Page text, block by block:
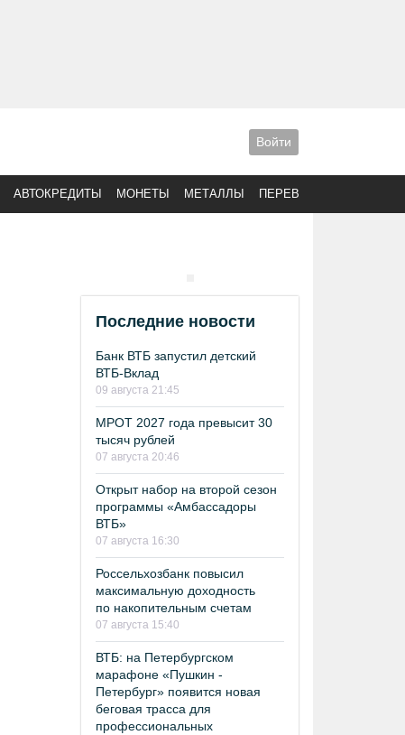
Войти
АВТОКРЕДИТЫ МОНЕТЫ МЕТАЛЛЫ ПЕРЕВОДЫ
Последние новости
Банк ВТБ запустил детский
ВТБ-Вклад
09 августа 21:45
МРОТ 2027 года превысит 30
тысяч рублей
07 августа 20:46
Открыт набор на второй сезон
программы «Амбассадоры
ВТБ»
07 августа 16:30
Россельхозбанк повысил
максимальную доходность
по накопительным счетам
07 августа 15:40
ВТБ: на Петербургском
марафоне «Пушкин -
Петербург» появится новая
беговая трасса для
профессиональных